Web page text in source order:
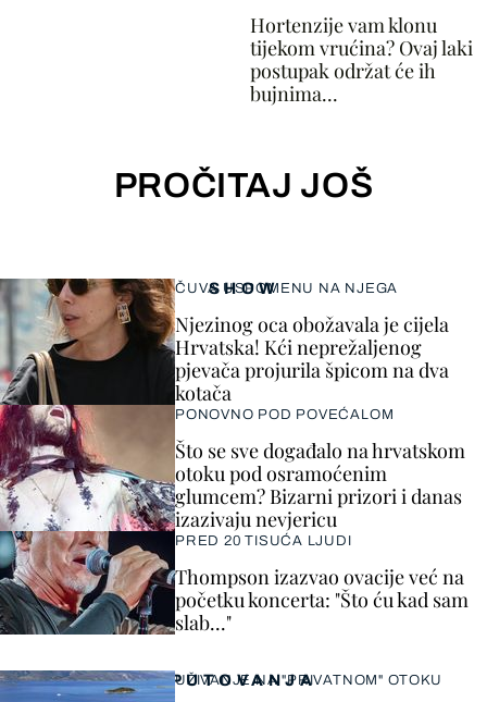
Hortenzije vam klonu
tijekom vrućina? Ovaj laki
postupak održat će ih
bujnima...
PROČITAJ JOŠ
SHOW
ČUVA USPOMENU NA NJEGA
Njezinog oca obožavala je cijela
Hrvatska! Kći neprežaljenog
pjevača projurila špicom na dva
kotača
PONOVNO POD POVEĆALOM
Što se sve događalo na hrvatskom
otoku pod osramoćenim
glumcem? Bizarni prizori i danas
izazivaju nevjericu
PRED 20 TISUĆA LJUDI
Thompson izazvao ovacije već na
početku koncerta: "Što ću kad sam
slab..."
PUTOVANJA
UŽIVANJE NA "PRIVATNOM" OTOKU